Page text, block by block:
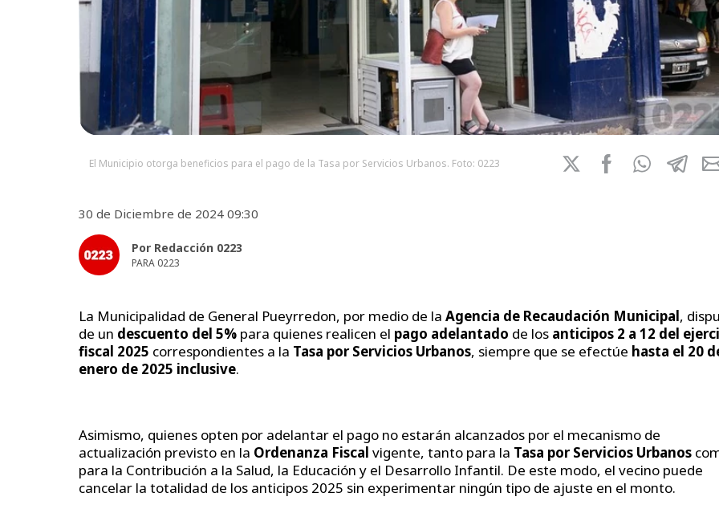
El Municipio otorga beneficios para el pago de la Tasa por Servicios Urbanos. Foto: 0223
30 de Diciembre de 2024 09:30
Por Redacción 0223
PARA 0223
La Municipalidad de General Pueyrredon, por medio de la Agencia de Recaudación Municipal,
de un descuento del 5% para quienes realicen el pago adelantado de los anticipos 2 a 12 del
fiscal 2025 correspondientes a la Tasa por Servicios Urbanos, siempre que se efectúe hasta el 20
enero de 2025 inclusive.
Asimismo, quienes opten por adelantar el pago no estarán alcanzados por el mecanismo de
actualización previsto en la Ordenanza Fiscal vigente, tanto para la Tasa por Servicios Urbanos
para la Contribución a la Salud, la Educación y el Desarrollo Infantil. De este modo, el vecino puede
cancelar la totalidad de los anticipos 2025 sin experimentar ningún tipo de ajuste en el monto.